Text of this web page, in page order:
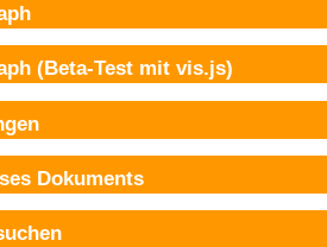
(Beta-Test mit vis.js)
Dokuments